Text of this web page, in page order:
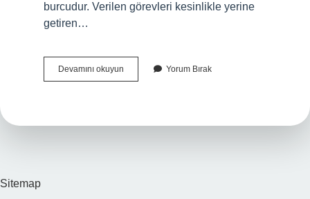
burcudur. Verilen görevleri kesinlikle yerine
getiren…
Devamını okuyun
Burcu
Yorum Bırak
Sitemap